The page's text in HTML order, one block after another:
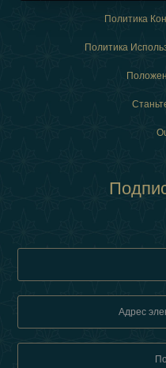
Политика
Политика